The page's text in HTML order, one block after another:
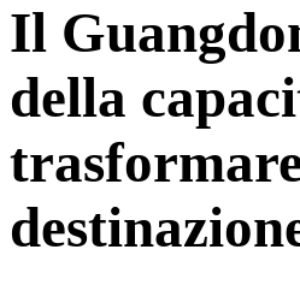
Il
della